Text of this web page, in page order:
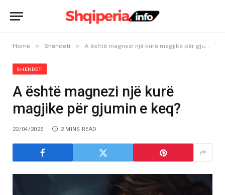
Home » Shendeti » A është magnezi një kurë magjike për gjumin e keq?
SHENDETI
A është magnezi një kurë
magjike për gjumin e keq?
22/04/2025 2 MINS READ